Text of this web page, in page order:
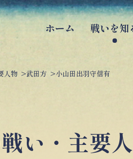
ホーム 戦いを知
人物 武田方 小山田出羽守信有
い・主要